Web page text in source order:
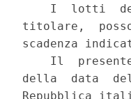
I  lotti
titolare,
scadenza
Il
della  data